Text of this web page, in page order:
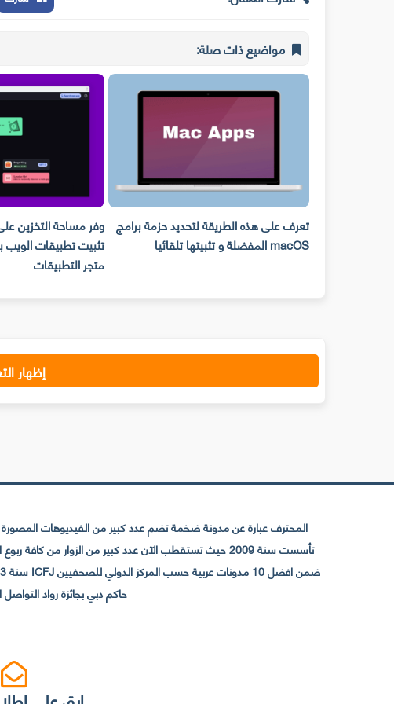
مواضيع ذات صلة:
تعرف على هذه الطريقة لتحديد حزمة برامج
macOS المفضلة و تثبيتها تلقائيا
وفر مساحة التخزين
تثبيت تطبيقات الويب
متجر التطبيقات
إظهار
المحترف عبارة عن مدونة ضخمة تضم عدد كبير من الفيديوهات
حاكم دبي بجائزة رواد التواصل الإجتماعي عن فئة